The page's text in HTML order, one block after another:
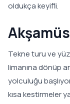
oldukça keyifli.
Tekne turu ve
limanına dönüp
yolculuğu
kısa kestirmeler